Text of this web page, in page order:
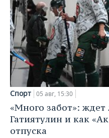
Спорт 05 авг, 15:30
«Много забот»: ждет
Гатиятулин и как
отпуска